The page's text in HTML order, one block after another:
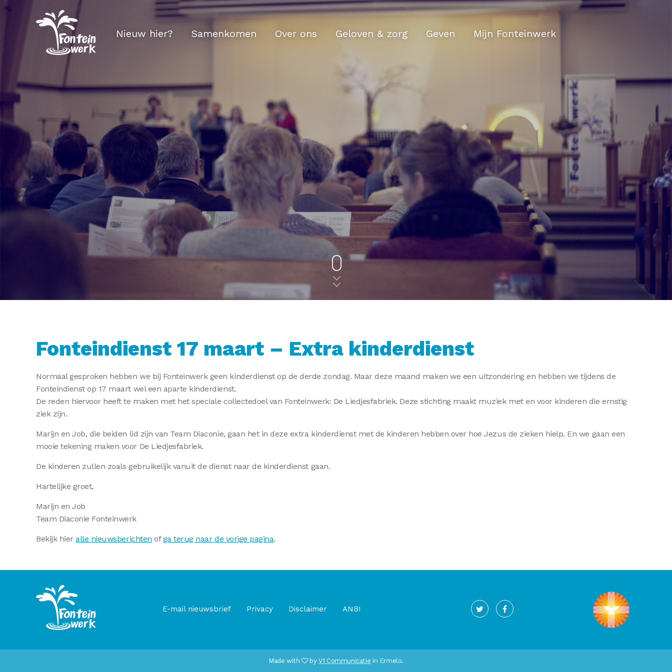
Nieuw hier? Samenkomen Over ons Geloven & zorg Geven Mijn Fonteinwerk
Fonteindienst 17 maart – Extra kinderdienst
Normaal gesproken hebben we bij Fonteinwerk geen kinderdienst op de derde zondag. Maar deze maand maken we een uitzondering en hebben we tijdens de
Fonteindienst op 17 maart wel een aparte kinderdienst.
De reden hiervoor heeft te maken met het speciale collectedoel van Fonteinwerk: De Liedjesfabriek. Deze stichting maakt muziek met en voor kinderen die ernstig
ziek zijn.
Marijn en Job, die beiden lid zijn van Team Diaconie, gaan het in deze extra kinderdienst met de kinderen hebben over hoe Jezus de zieken hielp. En we gaan een
mooie tekening maken voor De Liedjesfabriek.
De kinderen zullen zoals gebruikelijk vanuit de dienst naar de kinderdienst gaan.
Hartelijke groet,
Marijn en Job
Team Diaconie Fonteinwerk
Bekijk hieralle nieuwsberichten ofga terug naar de vorige pagina.
E-mail nieuwsbrief Privacy Disclaimer ANBI
Made with byV1 Communicatie in Ermelo.